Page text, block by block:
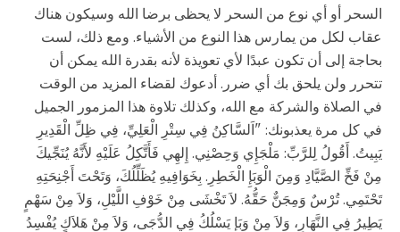
السحر أو أي نوع من السحر لا يحظى برضا الله وسيكون هناك
عقاب لكل من يمارس هذا النوع من الأشياء. ومع ذلك، لست
بحاجة إلى أن تكون عبدًا لأي تعويذة لأنه بقدرة الله يمكن أن
تتحرر ولن يلحق بك أي ضرر. أدعوك لقضاء المزيد من الوقت
في الصلاة والشركة مع الله، وكذلك تلاوة هذا المزمور الجميل
في كل مرة يعذبونك: "اَلسَّاكِنُ فِي سِتْرِ الْعَلِيِّ، فِي ظِلِّ الْقَدِيرِ
يَبِيتُ. أَقُولُ لِلرَّبِّ: مَلْجَإِي وَحِصْنِي. إِلهِي فَأَتَّكِلُ عَلَيْهِ لأَنَّهُ يُنَجِّيكَ
مِنْ فَخِّ الصَّيَّادِ وَمِنَ الْوَبَإِ الْخَطِرِ. بِخَوَافِيهِ يُظَلِّلُكَ، وَتَحْتَ أَجْنِحَتِهِ
تَحْتَمِي. تُرْسٌ وَمِجَنٌّ حَقُّهُ. لاَ تَخْشَى مِنْ خَوْفِ اللَّيْلِ، وَلاَ مِنْ سَهْمٍ
يَطِيرُ فِي النَّهَارِ، وَلاَ مِنْ وَبَإٍ يَسْلُكُ فِي الدُّجَى، وَلاَ مِنْ هَلاَكٍ يُفْسِدُ